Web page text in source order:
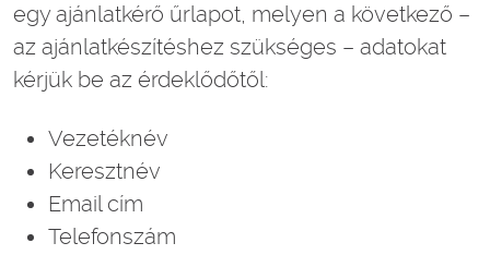
egy ajánlatkérő űrlapot, melyen a következő –
az ajánlatkészítéshez szükséges – adatokat
kérjük be az érdeklődőtől:
Vezetéknév
Keresztnév
Email cím
Telefonszám